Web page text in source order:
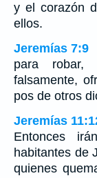
y el corazón
ellos.
Jeremías 7:9
para robar,
falsamente,
pos de otros
Jeremías
Entonces
habitantes de
quienes